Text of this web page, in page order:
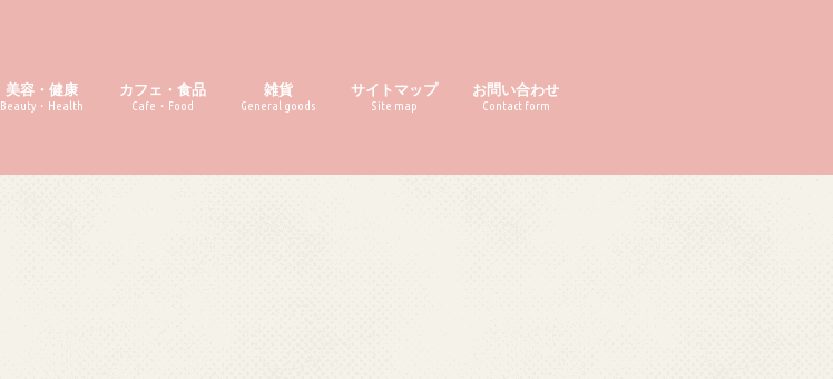
美容・健康
Beauty・Health
カフェ・食品
Cafe・Food
雑貨
General goods
サイトマップ
Site map
お問い合わせ
Contact form